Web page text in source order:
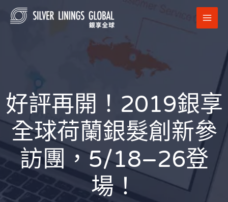
好評再開！2019銀享
全球荷蘭銀髮創新參
訪團，5/18–26登
場！